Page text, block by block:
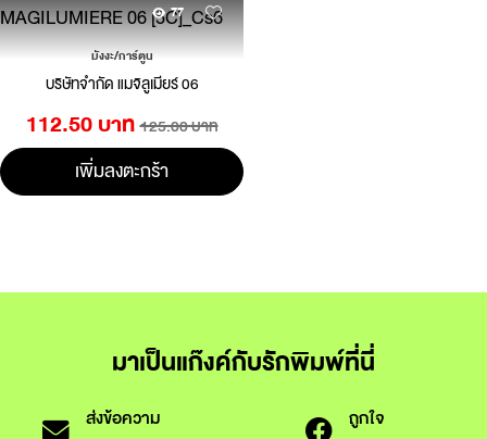
77
มังงะ/การ์ตูน
บริษัทจำกัด แมจิลูเมียร์ 06
112.50 บาท 125.00 บาท
เพิ่มลงตะกร้า
มาเป็นแก๊งค์กับรักพิมพ์ที่นี่
ส่งข้อความ ถูกใจ